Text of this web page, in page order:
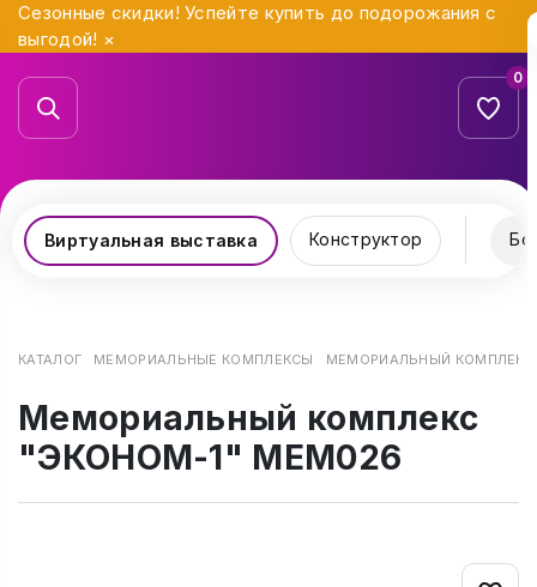
Сезонные скидки! Успейте купить до подорожания с
выгодой! ×
0
Виртуальная выставка Конструктор
КАТАЛОГ МЕМОРИАЛЬНЫЕ КОМПЛЕКСЫ МЕМОРИАЛЬНЫЙ
Мемориальный комплекс
"ЭКОНОМ-1" МЕМ026